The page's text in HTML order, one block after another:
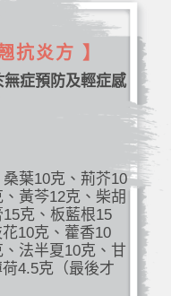
抗炎方 】
無症預防及輕症感
葉10克、荊芥10
黃芩12克、柴胡
克、板藍根15
10克、藿香10
法半夏10克、甘
4.5克（最後才